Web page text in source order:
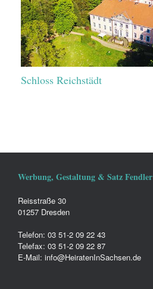
Schloss Reichstädt
Werbung, Gestaltung & Satz Fendler
Reisstraße 30
01257 Dresden
Telefon: 03 51-2 09 22 43
Telefax: 03 51-2 09 22 87
E-Mail: info@HeiratenInSachsen.de